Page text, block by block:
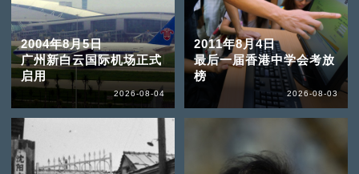
2004年8月5日
广州新白云国际机场正式
启用
2026-08-04
2011年8月4日
最后一届香港中学会考放
榜
2026-08-03